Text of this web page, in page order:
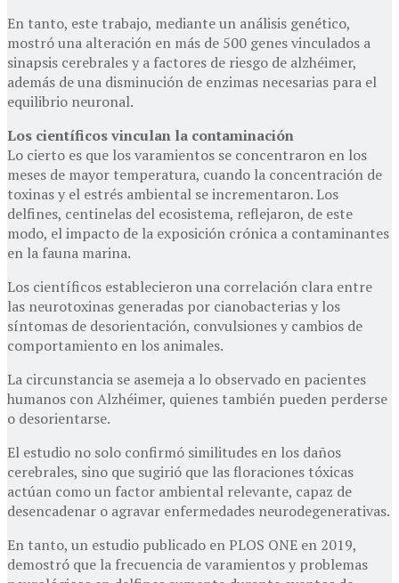
En tanto, este trabajo, mediante un análisis genético,
mostró una alteración en más de 500 genes vinculados a
sinapsis cerebrales y a factores de riesgo de alzhéimer,
además de una disminución de enzimas necesarias para el
equilibrio neuronal.
Los científicos vinculan la contaminación
Lo cierto es que los varamientos se concentraron en los
meses de mayor temperatura, cuando la concentración de
toxinas y el estrés ambiental se incrementaron. Los
delfines, centinelas del ecosistema, reflejaron, de este
modo, el impacto de la exposición crónica a contaminantes
en la fauna marina.
Los científicos establecieron una correlación clara entre
las neurotoxinas generadas por cianobacterias y los
síntomas de desorientación, convulsiones y cambios de
comportamiento en los animales.
La circunstancia se asemeja a lo observado en pacientes
humanos con Alzhéimer, quienes también pueden perderse
o desorientarse.
El estudio no solo confirmó similitudes en los daños
cerebrales, sino que sugirió que las floraciones tóxicas
actúan como un factor ambiental relevante, capaz de
desencadenar o agravar enfermedades neurodegenerativas.
En tanto, un estudio publicado en PLOS ONE en 2019,
demostró que la frecuencia de varamientos y problemas